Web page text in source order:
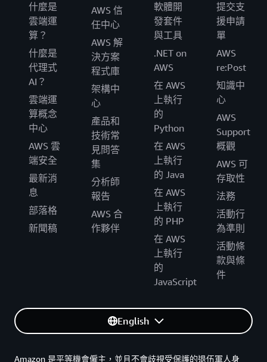
什麼是
雲端運
算？
什麼是
代理式
AI？
雲端運
算概念
中心
AWS 雲
端安全
最新消
息
部落格
新聞稿
AWS 信
任中心
AWS 解
決方案
程式庫
架構中
心
產品和
技術常
見問答
集
分析師
報告
AWS 合
作夥伴
軟體開
發套件
與工具
.NET on
AWS
在 AWS
上執行
的
Python
在 AWS
上執行
的 Java
在 AWS
上執行
的 PHP
在 AWS
上執行
的
JavaScript
提交支
援申請
單
AWS
re:Post
知識中
心
AWS
Support
概觀
AWS 可
存取性
法務
活動行
為準則
活動條
款與條
件
English
Amazon 是平等機會僱主，並且不會歧視受保護的退伍軍人身